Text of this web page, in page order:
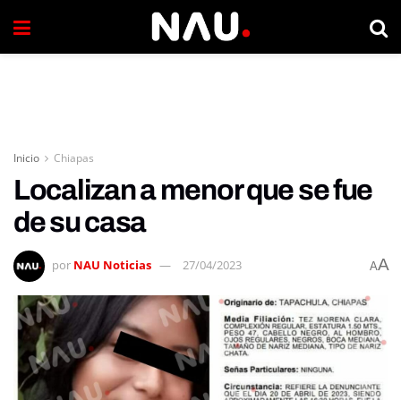
Inicio Chiapas
Localizan a menor que se fue
de su casa
por NAU Noticias 27/04/2023 AA